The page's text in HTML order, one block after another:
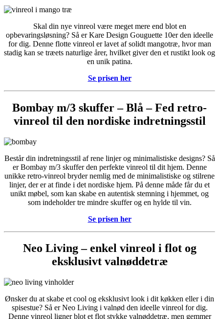
Skal din nye vinreol være meget mere end blot en
opbevaringsløsning? Så er Kare Design Gouguette 10er den ideelle
for dig. Denne flotte vinreol er lavet af solidt mangotræ, hvor man
stadig kan se træets naturlige årer, hvilket giver den et rustikt look og
en unik patina.
Se prisen her
Bombay m/3 skuffer – Blå – Fed retro-
vinreol til den nordiske indretningsstil
Består din indretningsstil af rene linjer og minimalistiske designs? Så
er Bombay m/3 skuffer den perfekte vinreol til dit hjem. Denne
unikke retro-vinreol bryder nemlig med de minimalistiske og stilrene
linjer, der er at finde i det nordiske hjem. På denne måde får du et
unikt møbel, som kan skabe en autentisk stemning i hjemmet, og
som indeholder tre mindre skuffer og en hylde til vin.
Se prisen her
Neo Living – enkel vinreol i flot og
eksklusivt valnøddetræ
Ønsker du at skabe et cool og eksklusivt look i dit køkken eller i din
spisestue? Så er Neo Living i valnød den ideelle vinreol for dig.
Denne vinreol ligner blot et flot stykke valnøddetræ, men gemmer